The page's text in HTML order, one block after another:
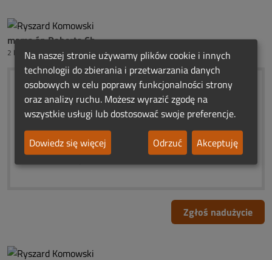
mama śp.Roberta Ch.
2 lata temu
W Dniu pogrzebu
❀❤❀❤️ ❀❤[[,,]]❤ ❀❤❀❤️❀
❀❤️❀ 12 - 02 - 2024.r..❀❤️❀
❀❤️❀ Światełko Pamięci.❀❤️❀
Zgłoś nadużycie
Na naszej stronie używamy plików cookie i innych
technologii do zbierania i przetwarzania danych
osobowych w celu poprawy funkcjonalności strony
oraz analizy ruchu. Możesz wyrazić zgodę na
wszystkie usługi lub dostosować swoje preferencje.
Dowiedz się więcej
Odrzuć Akceptuję